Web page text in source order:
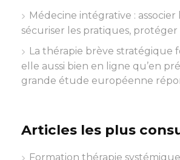
Médecine intégrative : associer
sécuriser les pratiques,
La thérapie brève stratégique
elle aussi bien en ligne qu’en
grande étude européenne
Articles les plus
Formation thérapie